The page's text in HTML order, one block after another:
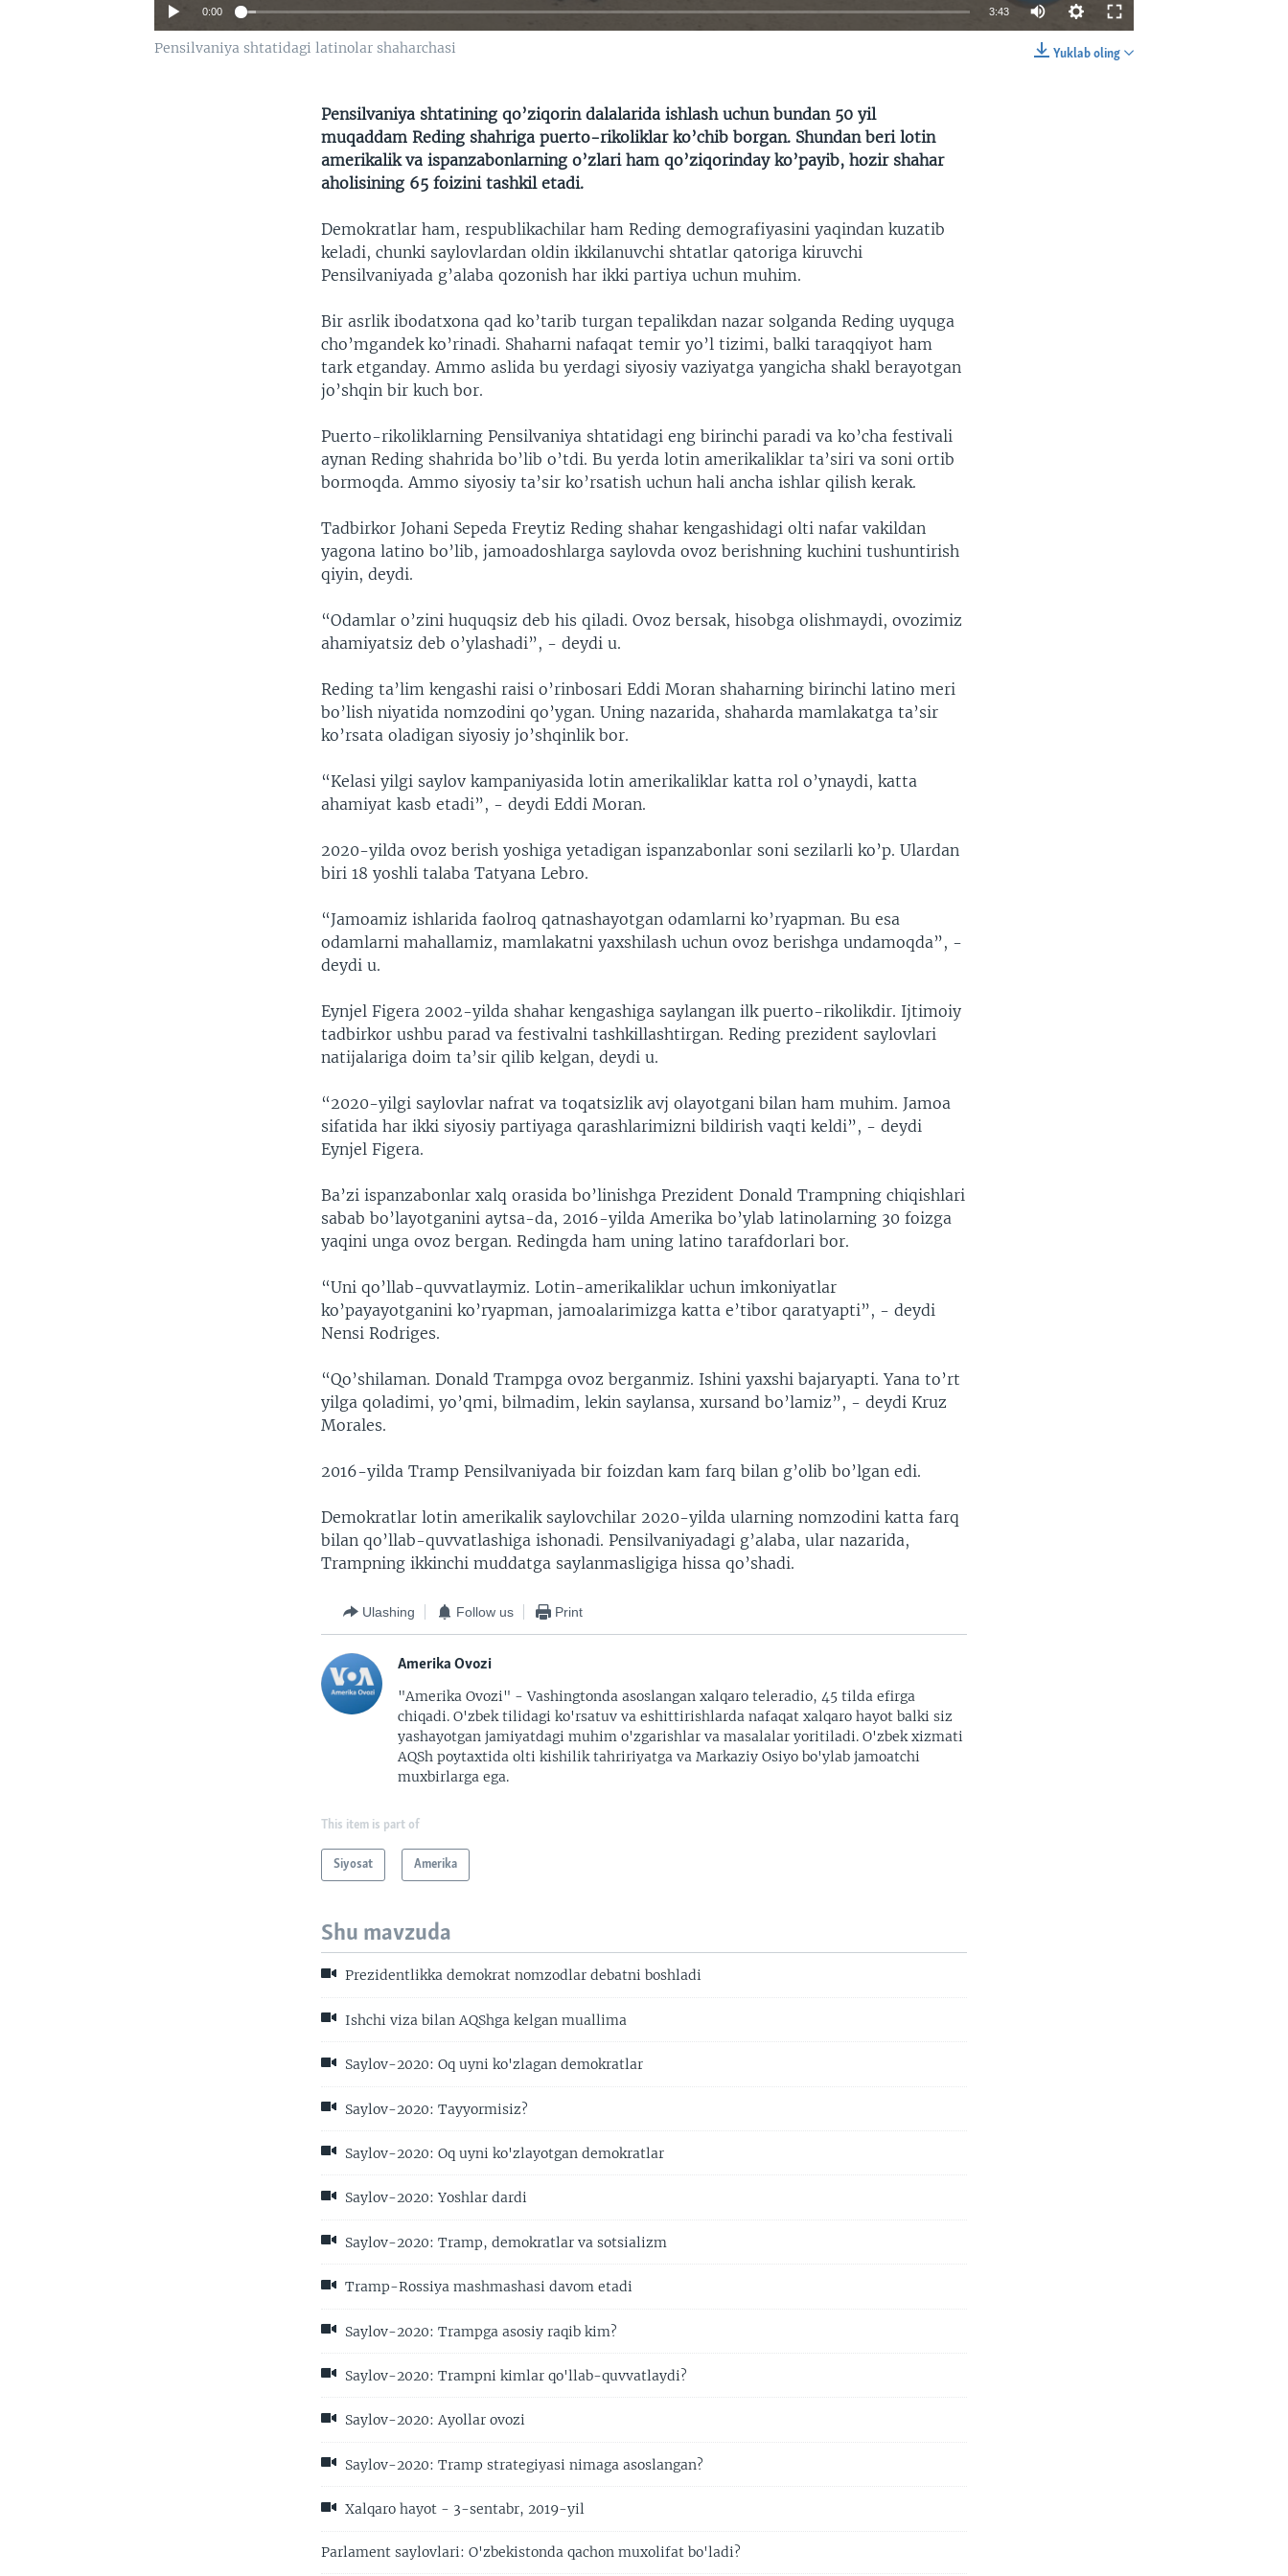
0:00 3:43
Yuklab oling
Pensilvaniya shtatidagi latinolar shaharchasi
Pensilvaniya shtatining qo’ziqorin dalalarida ishlash uchun bundan 50 yil
muqaddam Reding shahriga puerto-rikoliklar ko’chib borgan. Shundan beri lotin
amerikalik va ispanzabonlarning o’zlari ham qo’ziqorinday ko’payib, hozir shahar
aholisining 65 foizini tashkil etadi.
Demokratlar ham, respublikachilar ham Reding demografiyasini yaqindan kuzatib
keladi, chunki saylovlardan oldin ikkilanuvchi shtatlar qatoriga kiruvchi
Pensilvaniyada g’alaba qozonish har ikki partiya uchun muhim.
Bir asrlik ibodatxona qad ko’tarib turgan tepalikdan nazar solganda Reding uyquga
cho’mgandek ko’rinadi. Shaharni nafaqat temir yo’l tizimi, balki taraqqiyot ham
tark etganday. Ammo aslida bu yerdagi siyosiy vaziyatga yangicha shakl berayotgan
jo’shqin bir kuch bor.
Puerto-rikoliklarning Pensilvaniya shtatidagi eng birinchi paradi va ko’cha festivali
aynan Reding shahrida bo’lib o’tdi. Bu yerda lotin amerikaliklar ta’siri va soni ortib
bormoqda. Ammo siyosiy ta’sir ko’rsatish uchun hali ancha ishlar qilish kerak.
Tadbirkor Johani Sepeda Freytiz Reding shahar kengashidagi olti nafar vakildan
yagona latino bo’lib, jamoadoshlarga saylovda ovoz berishning kuchini tushuntirish
qiyin, deydi.
“Odamlar o’zini huquqsiz deb his qiladi. Ovoz bersak, hisobga olishmaydi, ovozimiz
ahamiyatsiz deb o’ylashadi”, - deydi u.
Reding ta’lim kengashi raisi o’rinbosari Eddi Moran shaharning birinchi latino meri
bo’lish niyatida nomzodini qo’ygan. Uning nazarida, shaharda mamlakatga ta’sir
ko’rsata oladigan siyosiy jo’shqinlik bor.
“Kelasi yilgi saylov kampaniyasida lotin amerikaliklar katta rol o’ynaydi, katta
ahamiyat kasb etadi”, - deydi Eddi Moran.
2020-yilda ovoz berish yoshiga yetadigan ispanzabonlar soni sezilarli ko’p. Ulardan
biri 18 yoshli talaba Tatyana Lebro.
“Jamoamiz ishlarida faolroq qatnashayotgan odamlarni ko’ryapman. Bu esa
odamlarni mahallamiz, mamlakatni yaxshilash uchun ovoz berishga undamoqda”, -
deydi u.
Eynjel Figera 2002-yilda shahar kengashiga saylangan ilk puerto-rikolikdir. Ijtimoiy
tadbirkor ushbu parad va festivalni tashkillashtirgan. Reding prezident saylovlari
natijalariga doim ta’sir qilib kelgan, deydi u.
“2020-yilgi saylovlar nafrat va toqatsizlik avj olayotgani bilan ham muhim. Jamoa
sifatida har ikki siyosiy partiyaga qarashlarimizni bildirish vaqti keldi”, - deydi
Eynjel Figera.
Ba’zi ispanzabonlar xalq orasida bo’linishga Prezident Donald Trampning chiqishlari
sabab bo’layotganini aytsa-da, 2016-yilda Amerika bo’ylab latinolarning 30 foizga
yaqini unga ovoz bergan. Redingda ham uning latino tarafdorlari bor.
“Uni qo’llab-quvvatlaymiz. Lotin-amerikaliklar uchun imkoniyatlar
ko’payayotganini ko’ryapman, jamoalarimizga katta e’tibor qaratyapti”, - deydi
Nensi Rodriges.
“Qo’shilaman. Donald Trampga ovoz berganmiz. Ishini yaxshi bajaryapti. Yana to’rt
yilga qoladimi, yo’qmi, bilmadim, lekin saylansa, xursand bo’lamiz”, - deydi Kruz
Morales.
2016-yilda Tramp Pensilvaniyada bir foizdan kam farq bilan g’olib bo’lgan edi.
Demokratlar lotin amerikalik saylovchilar 2020-yilda ularning nomzodini katta farq
bilan qo’llab-quvvatlashiga ishonadi. Pensilvaniyadagi g’alaba, ular nazarida,
Trampning ikkinchi muddatga saylanmasligiga hissa qo’shadi.
Ulashing Follow us Print
Amerika Ovozi
"Amerika Ovozi" - Vashingtonda asoslangan xalqaro teleradio, 45 tilda efirga
chiqadi. O'zbek tilidagi ko'rsatuv va eshittirishlarda nafaqat xalqaro hayot balki siz
yashayotgan jamiyatdagi muhim o'zgarishlar va masalalar yoritiladi. O'zbek xizmati
AQSh poytaxtida olti kishilik tahririyatga va Markaziy Osiyo bo'ylab jamoatchi
muxbirlarga ega.
This item is part of
Siyosat Amerika
Shu mavzuda
Prezidentlikka demokrat nomzodlar debatni boshladi
Ishchi viza bilan AQShga kelgan muallima
Saylov-2020: Oq uyni ko'zlagan demokratlar
Saylov-2020: Tayyormisiz?
Saylov-2020: Oq uyni ko'zlayotgan demokratlar
Saylov-2020: Yoshlar dardi
Saylov-2020: Tramp, demokratlar va sotsializm
Tramp-Rossiya mashmashasi davom etadi
Saylov-2020: Trampga asosiy raqib kim?
Saylov-2020: Trampni kimlar qo'llab-quvvatlaydi?
Saylov-2020: Ayollar ovozi
Saylov-2020: Tramp strategiyasi nimaga asoslangan?
Xalqaro hayot - 3-sentabr, 2019-yil
Parlament saylovlari: O'zbekistonda qachon muxolifat bo'ladi?